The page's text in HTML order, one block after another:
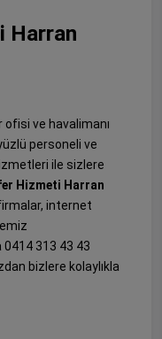
Harran
ofisi ve havalimanı
personeli ve
ile sizlere
Hizmeti Harran
internet
313 43 43
bizlere kolaylıkla